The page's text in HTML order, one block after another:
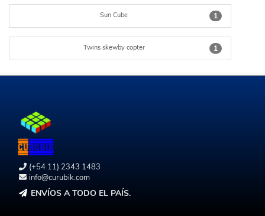
1
Sun Cube
1
Twins skewby copter
(+54 11) 2343 1483
info@curubik.com
ENVÍOS A TODO EL PAÍS.